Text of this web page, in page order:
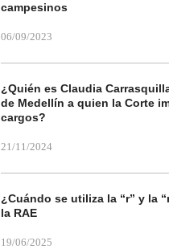
campesinos
06/09/2023
¿Quién es Claudia
de Medellín a quien la Corte
cargos?
21/11/2024
¿Cuándo se utiliza la “r” y la
la RAE
19/06/2025